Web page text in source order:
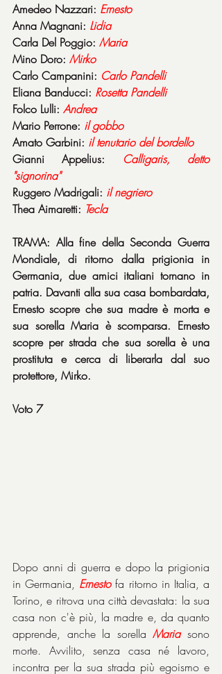
Amedeo Nazzari: Ernesto
Anna Magnani: Lidia
Carla Del Poggio: Maria
Mino Doro: Mirko
Carlo Campanini: Carlo Pandelli
Eliana Banducci: Rosetta Pandelli
Folco Lulli: Andrea
Mario Perrone: il gobbo
Amato Garbini: il tenutario del bordello
Gianni Appelius:
Calligaris, detto
"signorina"
Ruggero Madrigali: il negriero
Thea Aimaretti: Tecla
TRAMA: Alla fine della Seconda Guerra
Mondiale, di ritorno dalla prigionia in
Germania, due amici italiani tornano in
patria. Davanti alla sua casa bombardata,
Ernesto scopre che sua madre è morta e
sua sorella Maria è scomparsa. Ernesto
scopre per strada che sua sorella è una
prostituta e cerca di liberarla dal suo
protettore, Mirko.
Voto 7
Dopo anni di guerra e dopo la prigionia
in Germania, Ernesto fa ritorno in Italia, a
Torino, e ritrova una città devastata: la sua
casa non c'è più, la madre e, da quanto
apprende, anche la sorella Maria sono
morte. Avvilito, senza casa né lavoro,
incontra per la sua strada più egoismo e